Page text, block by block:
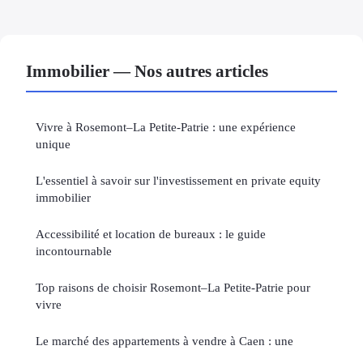
Immobilier — Nos autres articles
Vivre à Rosemont–La Petite-Patrie : une expérience
unique
L'essentiel à savoir sur l'investissement en private equity
immobilier
Accessibilité et location de bureaux : le guide
incontournable
Top raisons de choisir Rosemont–La Petite-Patrie pour
vivre
Le marché des appartements à vendre à Caen : une